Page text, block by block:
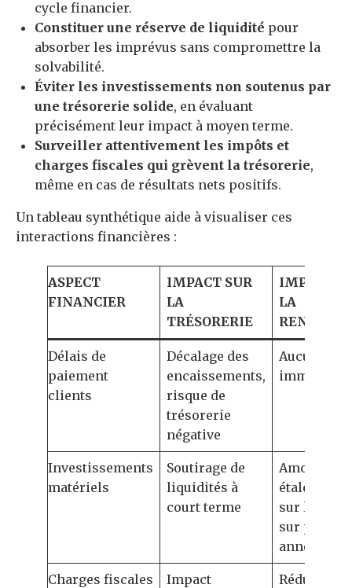
cycle financier.
Constituer une réserve de liquidité pour
absorber les imprévus sans compromettre la
solvabilité.
Éviter les investissements non soutenus par
une trésorerie solide, en évaluant
précisément leur impact à moyen terme.
Surveiller attentivement les impôts et
charges fiscales qui grèvent la trésorerie,
même en cas de résultats nets positifs.
Un tableau synthétique aide à visualiser ces
interactions financières :
ASPECT
FINANCIER
IMPACT SUR
LA
TRÉSORERIE
IMPACT
LA
Délais de
paiement
clients
Décalage des
encaissements,
risque de
trésorerie
négative
Aucun
immédiat
Investissements
matériels
Soutirage de
liquidités à
court terme
étalé,
sur le
sur
années
Charges fiscales
Impact
Réduit le